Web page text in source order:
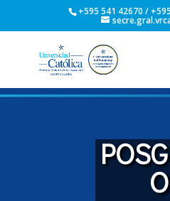
+595 541 42670 /
O